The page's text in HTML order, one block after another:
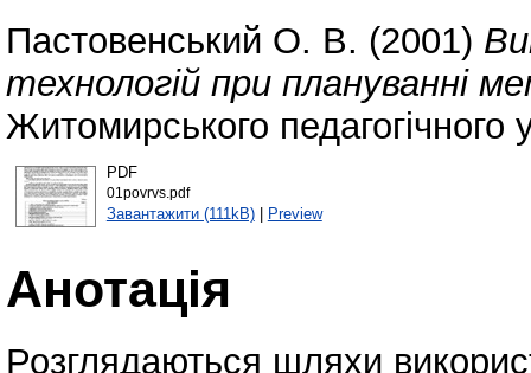
Пастовенський О. В. (2001)
технологій при плануванні
Житомирського
PDF
01povrvs.pdf
Завантажити (111kB)| Preview
Анотація
Розглядаються шляхи